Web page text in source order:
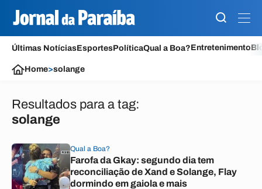
Últimas NotíciasEsportesPolíticaQual a Boa?Entretenimento
Home>solange
Resultados para a tag:
solange
Qual a Boa?
Farofa da Gkay: segundo dia tem
reconciliação de Xand e Solange, Flay
dormindo em gaiola e mais